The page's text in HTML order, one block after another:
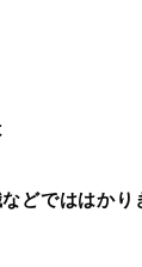
どでははかり